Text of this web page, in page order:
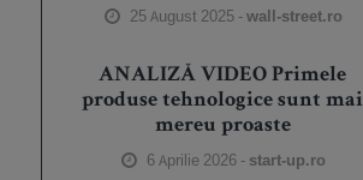
25 August 2025 -wall-street.ro
ANALIZĂ VIDEO Primele
produse tehnologice sunt mai
mereu proaste
6 Aprilie 2026 - start-up.ro